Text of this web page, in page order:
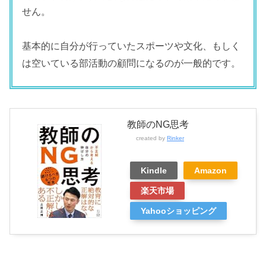
せん。
基本的に自分が行っていたスポーツや文化、もしく
は空いている部活動の顧問になるのが一般的です。
教師のNG思考
created by Rinker
Kindle Amazon
楽天市場
Yahooショッピング